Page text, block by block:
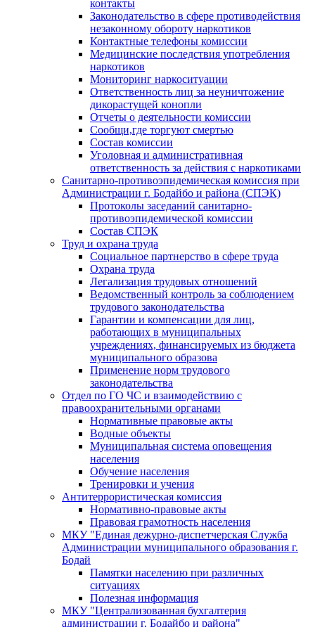
контакты
Законодательство в сфере противодействия
незаконному обороту наркотиков
Контактные телефоны комиссии
Медицинские последствия употребления
наркотиков
Мониторинг наркоситуации
Ответственность лиц за неуничтожение
дикорастущей конопли
Отчеты о деятельности комиссии
Сообщи,где торгуют смертью
Состав комиссии
Уголовная и административная
ответственность за действия с наркотиками
Санитарно-противоэпидемическая комиссия при
Администрации г. Бодайбо и района (СПЭК)
Протоколы заседаний санитарно-
противоэпидемической комиссии
Состав СПЭК
Труд и охрана труда
Социальное партнерство в сфере труда
Охрана труда
Легализация трудовых отношений
Ведомственный контроль за соблюдением
трудового законодательства
Гарантии и компенсации для лиц,
работающих в муниципальных
учреждениях, финансируемых из бюджета
муниципального образова
Применение норм трудового
законодательства
Отдел по ГО ЧС и взаимодействию с
правоохранительными органами
Нормативные правовые акты
Водные объекты
Муниципальная система оповещения
населения
Обучение населения
Тренировки и учения
Антитеррористическая комиссия
Нормативно-правовые акты
Правовая грамотность населения
МКУ "Единая дежурно-диспетчерская Служба
Администрации муниципального образования г.
Бодай
Памятки населению при различных
ситуациях
Полезная информация
МКУ "Централизованная бухгалтерия
администрации г. Бодайбо и района"